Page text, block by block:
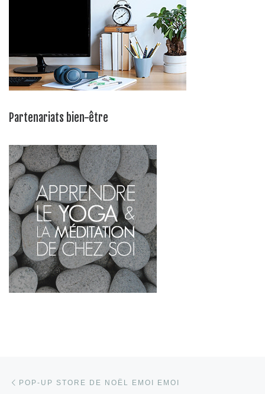
Partenariats bien-être
POP-UP STORE DE NOËL EMOI EMOI